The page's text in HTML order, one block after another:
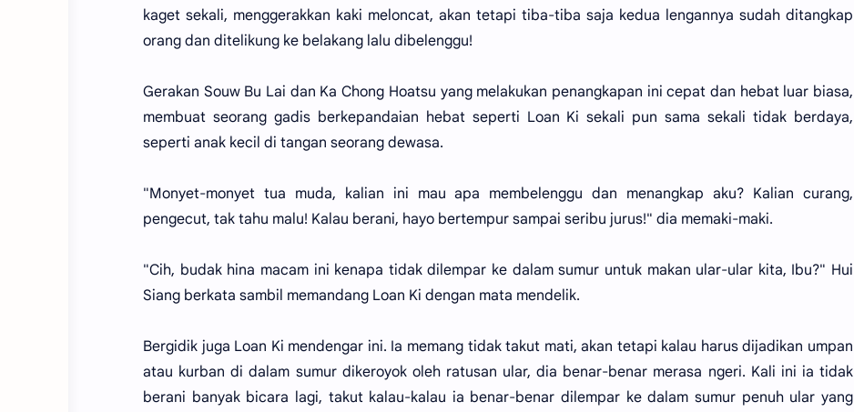
kaget sekali, menggerakkan kaki meloncat, akan tetapi tiba-tiba saja kedua lengannya sudah ditangkap
orang dan ditelikung ke belakang lalu dibelenggu!
Gerakan Souw Bu Lai dan Ka Chong Hoatsu yang melakukan penangkapan ini cepat dan hebat luar biasa,
membuat seorang gadis berkepandaian hebat seperti Loan Ki sekali pun sama sekali tidak berdaya,
seperti anak kecil di tangan seorang dewasa.
"Monyet-monyet tua muda, kalian ini mau apa membelenggu dan menangkap aku? Kalian curang,
pengecut, tak tahu malu! Kalau berani, hayo bertempur sampai seribu jurus!" dia memaki-maki.
"Cih, budak hina macam ini kenapa tidak dilempar ke dalam sumur untuk makan ular-ular kita, Ibu?" Hui
Siang berkata sambil memandang Loan Ki dengan mata mendelik.
Bergidik juga Loan Ki mendengar ini. Ia memang tidak takut mati, akan tetapi kalau harus dijadikan umpan
atau kurban di dalam sumur dikeroyok oleh ratusan ular, dia benar-benar merasa ngeri. Kali ini ia tidak
berani banyak bicara lagi, takut kalau-kalau ia benar-benar dilempar ke dalam sumur penuh ular yang